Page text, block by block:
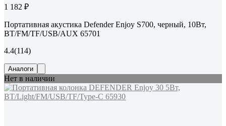
1 182 ₽
Портативная акустика Defender Enjoy S700, черный, 10Вт,
BT/FM/TF/USB/AUX 65701
4.4(114)
Аналоги
Нет в наличии